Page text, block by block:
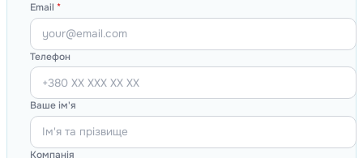
Email *
Телефон
Ваше ім'я
Компанія